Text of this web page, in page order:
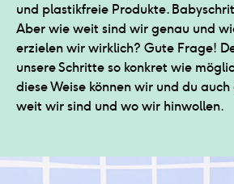
und plastikfreie Produkte.
Aber wie weit sind wir genau und
erzielen wir wirklich? Gute Frage!
unsere Schritte so konkret wie
diese Weise können wir und du
weit wir sind und wo wir hinwollen.